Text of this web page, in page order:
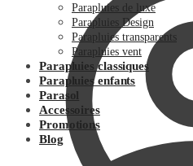
Parapluies de luxe
Parapluies Design
Parapluies transparents
Parapluies vent
Parapluies classiques
Parapluies enfants
Parasol
Accessoires
Promotions
Blog